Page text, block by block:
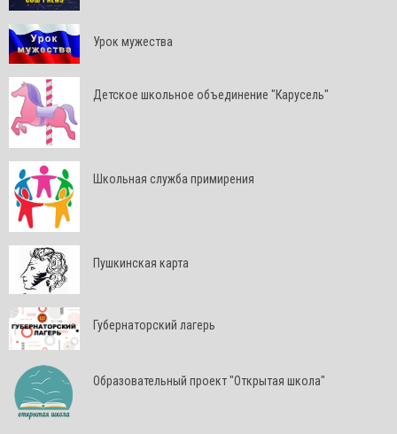
Урок мужества
Детское школьное объединение "Карусель"
Школьная служба примирения
Пушкинская карта
Губернаторский лагерь
Образовательный проект "Открытая школа"